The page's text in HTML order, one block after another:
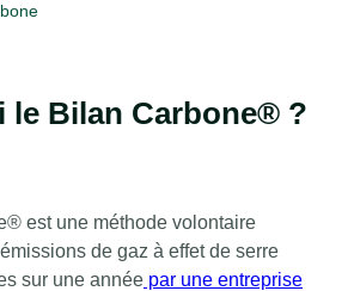
le Bilan Carbone® ?
est une méthode volontaire
de gaz à effet de serre
sur une année par une entreprise